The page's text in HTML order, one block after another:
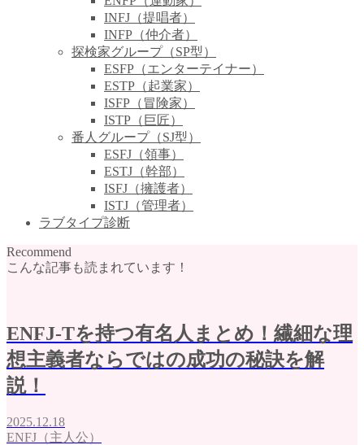
INFJ（提唱者）
INFP（仲介者）
探検家グループ（SP型）
ESFP（エンターテイナー）
ESTP（起業家）
ISFP（冒険家）
ISTP（巨匠）
番人グループ（SJ型）
ESFJ（領事）
ESTJ（幹部）
ISFJ（擁護者）
ISTJ（管理者）
ラブタイプ診断
Recommend
こんな記事も読まれています！
ENFJ-Tを持つ有名人まとめ！繊細な理
想主義者ならではの成功の秘訣を解
説！
2025.12.18
ENFJ（主人公）